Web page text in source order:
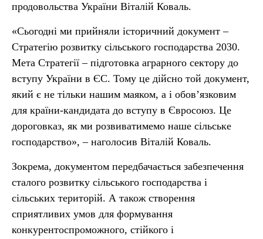
продовольства України Віталій Коваль.
«Сьогодні ми прийняли історичний документ –
Стратегію розвитку сільського господарства 2030.
Мета Стратегії – підготовка аграрного сектору до
вступу України в ЄС. Тому це дійсно той документ,
який є не тільки нашим маяком, а і обов’язковим
для країни-кандидата до вступу в Євросоюз. Це
дороговказ, як ми розвиватимемо наше сільське
господарство», – наголосив Віталій Коваль.
Зокрема, документом передбачається забезпечення
сталого розвитку сільського господарства і
сільських територій. А також створення
сприятливих умов для формування
конкурентоспроможного, стійкого і